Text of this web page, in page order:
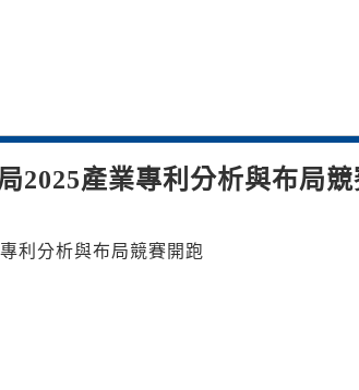
2025產業專利分析與布局競
利分析與布局競賽開跑